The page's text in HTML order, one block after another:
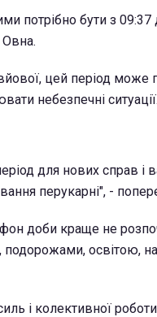
потрібно бути з
Овна.
цей період може
небезпечні
для нових справ і
перукарні", -
доби краще не
освітою,
і колективної